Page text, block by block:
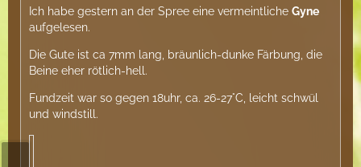
Ich habe gestern an der Spree eine vermeintliche Gyne
aufgelesen.
Die Gute ist ca 7mm lang, bräunlich-dunke Färbung, die
Beine eher rötlich-hell.
Fundzeit war so gegen 18uhr, ca. 26-27°C, leicht schwül
und windstill.